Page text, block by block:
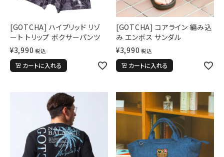
[GOTCHA] ハイブリッド リゾ
ート トリップ ボクサーパンツ
¥3,990 税込
カートに入れる
[GOTCHA] コアライン 編み込
み エンボス サンダル
¥3,990 税込
カートに入れる